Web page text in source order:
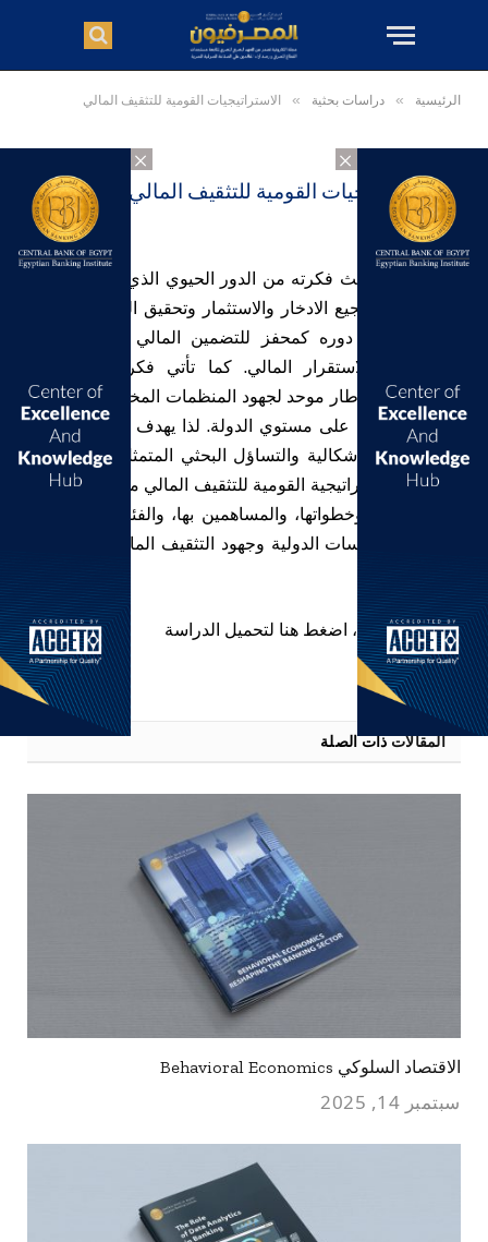
×
×
الرئيسية » دراسات بحثية » الاستراتيجيات القومية للتثقيف المالي
الاستراتيجيات القومية للتثقيف المالي
يستمد هذا البحث فكرته من الدور الحيوي الذي يلعبه التثقيف
المالي في تشجيع الادخار والاستثمار وتحقيق الرفاهية المالية
للأفراد. كذلك دوره كمحفز للتضمين المالي وبالتالي النمو
الاقتصادي والاستقرار المالي. كما تأتي فكرة البحث من
ضرورة وجود إطار موحد لجهود المنظمات المختلفة في مجال
التثقيف المالي على مستوي الدولة. لذا يهدف هذا البحث إلى
الإجابة على الإشكالية والتساؤل البحثي المتمثل في الجوانب
المختلفة للاستراتيجية القومية للتثقيف المالي من حيث تعريف
الاستراتيجية، وخطواتها، والمساهمين بها، والفئات المستهدفة
وأفضل الممارسات الدولية وجهود التثقيف المالي القائمة في
لمتابعة القراءة، اضغط هنا لتحميل الدراسة
المقالاتذات الصلة
الاقتصاد السلوكي Behavioral Economics
سبتمبر 14, 2025